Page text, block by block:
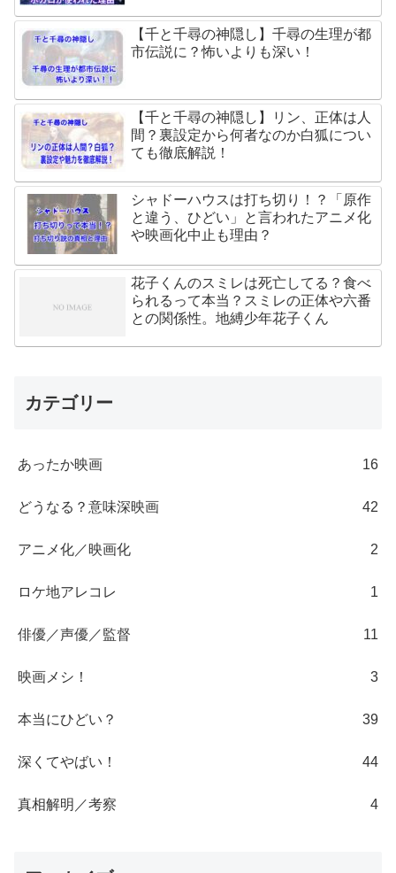
【千と千尋の神隠し】千尋の生理が都
市伝説に？怖いよりも深い！
【千と千尋の神隠し】リン、正体は人
間？裏設定から何者なのか白狐につい
ても徹底解説！
シャドーハウスは打ち切り！？「原作
と違う、ひどい」と言われたアニメ化
や映画化中止も理由？
花子くんのスミレは死亡してる？食べ
られるって本当？スミレの正体や六番
との関係性。地縛少年花子くん
カテゴリー
あったか映画 16
どうなる？意味深映画 42
アニメ化／映画化 2
ロケ地アレコレ 1
俳優／声優／監督 11
映画メシ！ 3
本当にひどい？ 39
深くてやばい！ 44
真相解明／考察 4